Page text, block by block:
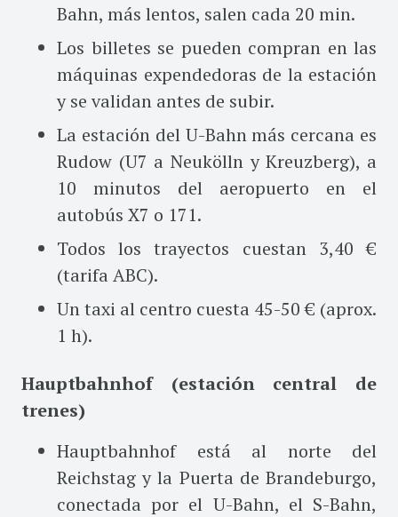
Bahn, más lentos, salen cada 20 min.
Los billetes se pueden compran en las
máquinas expendedoras de la estación
y se validan antes de subir.
La estación del U-Bahn más cercana es
Rudow (U7 a Neukölln y Kreuzberg), a
10 minutos del aeropuerto en el
autobús X7 o 171.
Todos los trayectos cuestan 3,40 €
(tarifa ABC).
Un taxi al centro cuesta 45-50 € (aprox.
1 h).
Hauptbahnhof (estación central de
trenes)
Hauptbahnhof está al norte del
Reichstag y la Puerta de Brandeburgo,
conectada por el U-Bahn, el S-Bahn,